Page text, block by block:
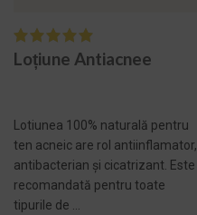
Loțiune Antiacnee
Lotiunea 100% naturală pentru
ten acneic are rol antiinflamator,
antibacterian și cicatrizant. Este
recomandată pentru toate
tipurile de ...